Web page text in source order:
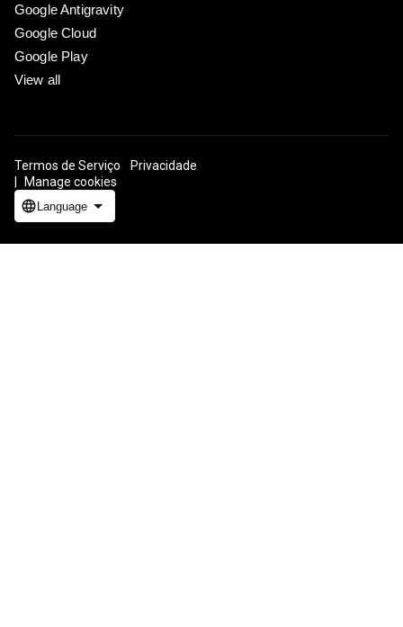
Google Antigravity
Google Cloud
Google Play
View all
Termos de Serviço Privacidade
Manage cookies